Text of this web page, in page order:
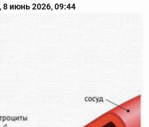
июнь 2026, 09:44